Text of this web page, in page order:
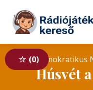
Tovább a tartalomhoz
0Demokratikus
Húsvét